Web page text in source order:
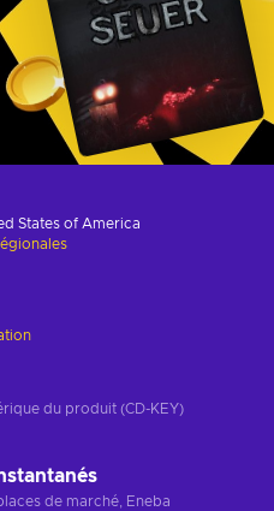
States of America
du produit (CD-KEY)
de marché, Eneba